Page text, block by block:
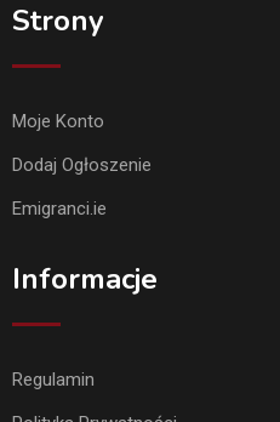
Strony
Moje Konto
Dodaj Ogłoszenie
Emigranci.ie
Informacje
Regulamin